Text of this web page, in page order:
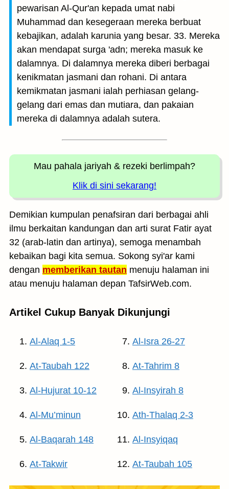
pewarisan Al-Qur'an kepada umat nabi
Muhammad dan kesegeraan mereka berbuat
kebajikan, adalah karunia yang besar. 33. Mereka
akan mendapat surga 'adn; mereka masuk ke
dalamnya. Di dalamnya mereka diberi berbagai
kenikmatan jasmani dan rohani. Di antara
kemikmatan jasmani ialah perhiasan gelang-
gelang dari emas dan mutiara, dan pakaian
mereka di dalamnya adalah sutera.
Mau pahala jariyah & rezeki berlimpah?
Klik di sini sekarang!
Demikian kumpulan penafsiran dari berbagai ahli
ilmu berkaitan kandungan dan arti surat Fatir ayat
32 (arab-latin dan artinya), semoga menambah
kebaikan bagi kita semua. Sokong syi'ar kami
dengan memberikan tautan menuju halaman ini
atau menuju halaman depan TafsirWeb.com.
Artikel Cukup Banyak Dikunjungi
Al-Alaq 1-5
At-Taubah 122
Al-Hujurat 10-12
Al-Mu’minun
Al-Baqarah 148
At-Takwir
Al-Isra 26-27
At-Tahrim 8
Al-Insyirah 8
Ath-Thalaq 2-3
Al-Insyiqaq
At-Taubah 105